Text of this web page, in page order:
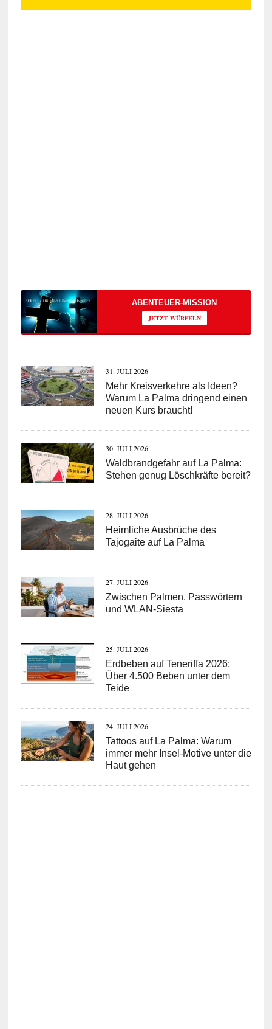
ABENTEUER-MISSION
JETZT WÜRFELN
31. JULI 2026
Mehr Kreisverkehre als Ideen?
Warum La Palma dringend einen
neuen Kurs braucht!
30. JULI 2026
Waldbrandgefahr auf La Palma:
Stehen genug Löschkräfte bereit?
28. JULI 2026
Heimliche Ausbrüche des
Tajogaite auf La Palma
27. JULI 2026
Zwischen Palmen, Passwörtern
und WLAN-Siesta
25. JULI 2026
Erdbeben auf Teneriffa 2026:
Über 4.500 Beben unter dem
Teide
24. JULI 2026
Tattoos auf La Palma: Warum
immer mehr Insel-Motive unter die
Haut gehen